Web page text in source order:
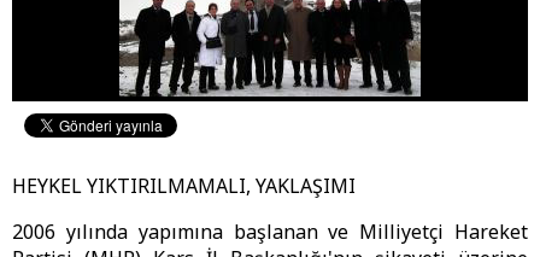
HEYKEL YIKTIRILMAMALI, YAKLAŞIMI
2006 yılında yapımına başlanan ve Milliyetçi Hareket